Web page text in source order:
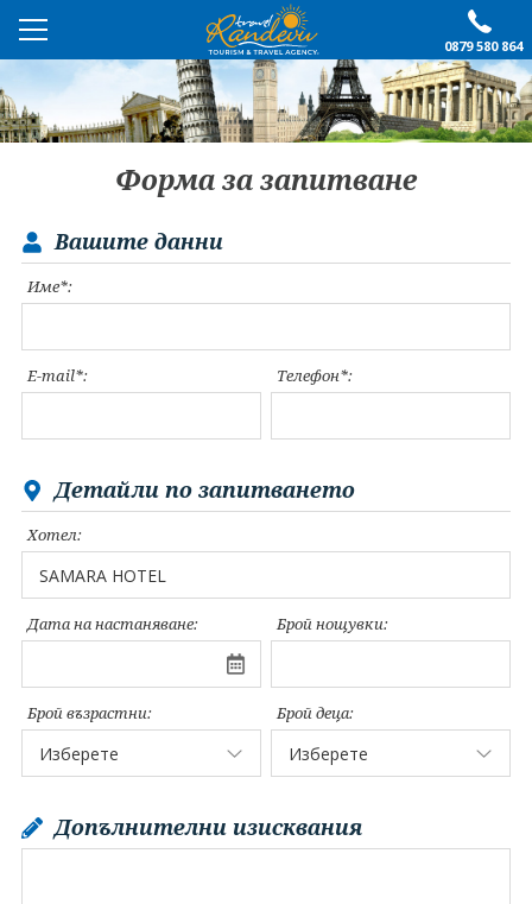
0879 580 864
ПРЕПОРЪЧАНО
ЕКСКУРЗИИ
ПОЧИВКИ
ОЩЕ
Контакти
Условия за записване
Политика за лични
Документи
Форма за запитване
Вашите данни
Име*:
E-mail*: Телефон*:
Детайли по запитването
Хотел:
Дата на настаняване: Брой нощувки:
Брой възрастни: Брой деца:
Допълнителни изисквания